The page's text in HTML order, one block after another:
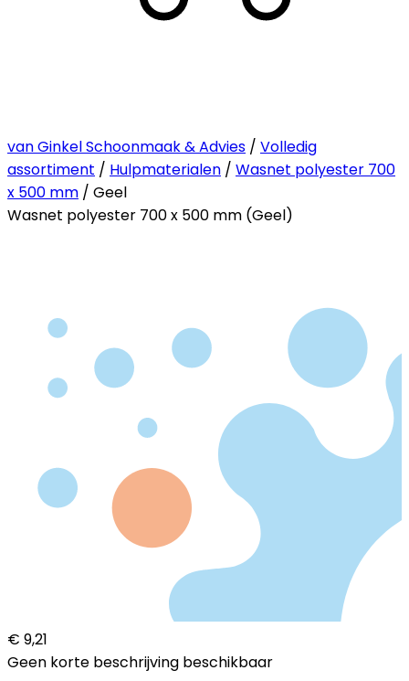
van Ginkel Schoonmaak & Advies / Volledig
assortiment / Hulpmaterialen / Wasnet polyester 700
x 500 mm / Geel
Wasnet polyester 700 x 500 mm (Geel)
€ 9,21
Geen korte beschrijving beschikbaar